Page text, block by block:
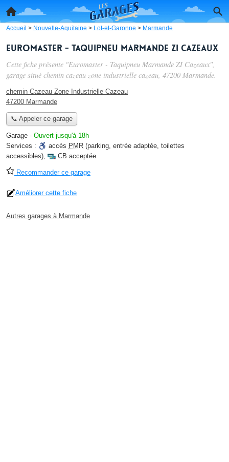
Accueil > Nouvelle-Aquitaine > Lot-et-Garonne > Marmande
Euromaster - Taquipneu Marmande ZI Cazeaux
Cette fiche présente "Euromaster - Taquipneu Marmande ZI Cazeaux",
garage situé chemin cazeau zone industrielle cazeau, 47200 Marmande.
chemin Cazeau Zone Industrielle Cazeau
47200 Marmande
📞 Appeler ce garage
Garage - Ouvert jusqu'à 18h
Services :
accès PMR (parking, entrée adaptée, toilettes
accessibles), CB acceptée
Recommander ce garage
Améliorer cette fiche
Autres garages à Marmande